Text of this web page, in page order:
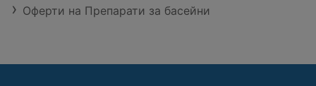
Оферти на Препарати за басейни